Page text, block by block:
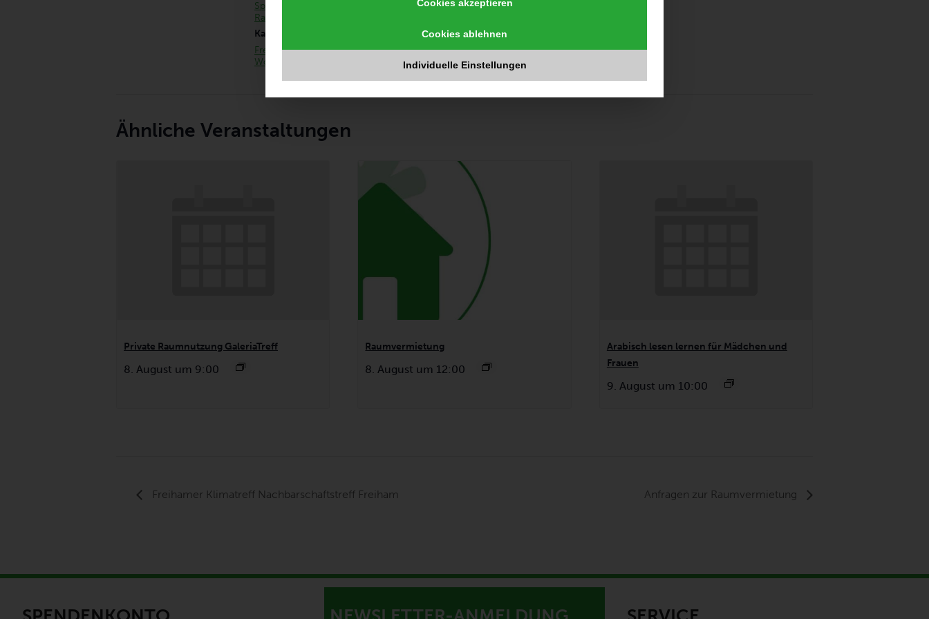
Sprechzeit zur
Raumvermietung
Kategorien:
Freimann,
Wochenprogramm
Veranstaltungsort-
Ähnliche Veranstaltungen
Private Raumnutzung GaleriaTreff
8. August um 9:00
Raumvermietung
8. August um 12:00
Arabisch lesen lernen für Mädchen und
Frauen
9. August um 10:00
Freihamer Klimatreff Nachbarschaftstreff Freiham Anfragen zur Raumvermietung
Cookies akzeptieren
Cookies ablehnen
Individuelle Einstellungen